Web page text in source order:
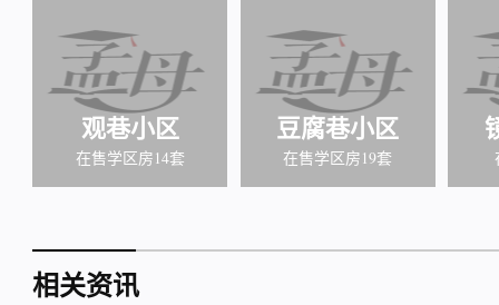
观巷小区
在售学区房14套
豆腐巷小区
在售学区房19套
相关资讯